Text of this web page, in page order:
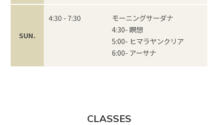
SUN.
4:30 - 7:30
モーニングサーダナ
4:30- 瞑想
5:00- ヒマラヤンクリア
6:00- アーサナ
CLASSES